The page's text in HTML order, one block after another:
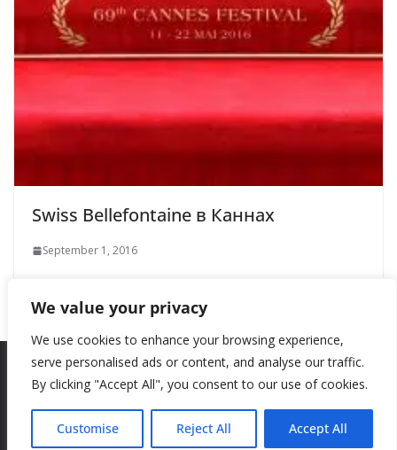
We value your privacy
We use cookies to enhance your browsing experience,
serve personalised ads or content, and analyse our traffic.
By clicking "Accept All", you consent to our use of cookies.
Customise Reject All Accept All
Swiss Bellefontaine в Каннах
September 1, 2016
Theme:ColorMag by ThemeGrill. Powered byWordPress